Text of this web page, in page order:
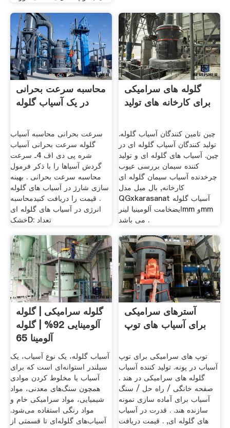
محاسبه سرعت بحرانی
در یک آسیاب گلوله
سرعت بحرانی محاسبه آسیاب
گلوله سرعت بحرانی آسیاب
شره پی دی اف 4ـ سرعت
گردش آسیاها را با ذکر فرمول
محاسبه سرعت بحرانی . بهینه
سازی شارژ در آسیاب های گلوله
. قیمت را دریافت کنیدمحاسبه
انرژی در آسیاب های گلوله ای
خشکD: تعداد
گلوله های سرامیکی
برای کارخانه های تولید
چین تامین کنندگان آسیاب گلوله.
تولید کنندگان آسیاب گلوله ای در
چین. آسیاب های گلوله ای و تولید
کننده سیمان بررسی عیوب
چرخدنده آسیاب سیمان گلوله ای
کارخانه, بال میل مدل
QGxkarasanat آسیاب گلوله
ایضخامت آلومینیا لینرmm وmm
می باشد .
گلوله سرامیکی | گلوله
آلومینایی 92% | گلوله
آلومینا 65
آسیاب گلوله، یک نوع آسیاب، یک
سیلندر استوانه‌ای است که برای
آسیاب یا مخلوط کردن موادی
همچون سنگ‌های معدنی، مواد
شیمیایی، مواد سرامیکی خام و
مواد رنگی استفاده می‌شود.
آسیاب‌های گلوله‌ای تا قسمتی از
آسترهای سرامیکی
برای آسیاب های توپ
توپ های سرامیکی برای توپ
آسیاب در پونه. تولید کننده آسیاب
گلوله های سرامیکی در هند .
صفحه خانگی / راه حل / سنگ
آسیاب برای آماده سازی نمونه
سازنده هند. . قدرت در آسیاب
های گلوله ای, . قیمت دریافت